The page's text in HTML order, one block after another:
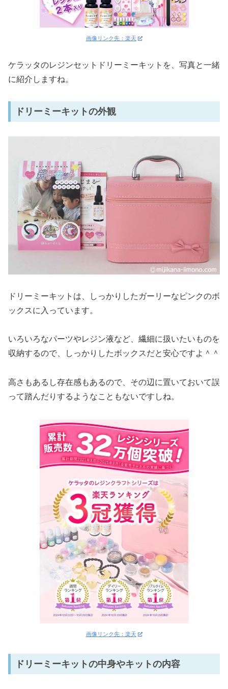
画像リンク先：楽天
ケラッタのレジンセットドリーミーキットを、写真と一緒
に紹介しますね。
ドリーミーキットの外観
ドリーミーキットは、しっかりしたガーリーなピンクのボ
ックスに入っています。
いろいろなパーツやレジン液など、繊細に扱いたいものを
収納するので、しっかりしたボックスだと安心ですよ＾＾
高さもあるし存在感もあるので、その辺に置いておいて誤
って踏んだりするようなこともないですしね。
画像リンク先：楽天
ドリーミーキットの中身やキットの内容